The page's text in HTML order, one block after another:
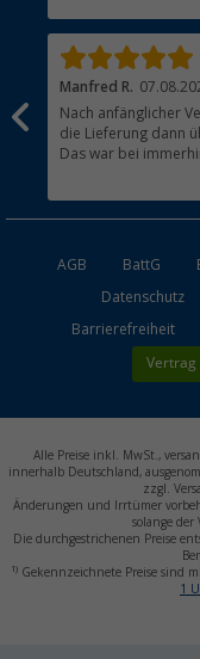
Manfred R.
Nach anfänglicher
die Lieferung dann
Das war bei
sehr beachtlich
in Ordnung. Das
AGB BattG
Datenschutz
Barrierefreiheit
Alle Preise inkl. MwSt.,
innerhalb Deutschland,
zzgl.
Änderungen und Irrtümer
solange der
Die durchgestrichenen Preise
1)Gekennzeichnete Preise sind
1